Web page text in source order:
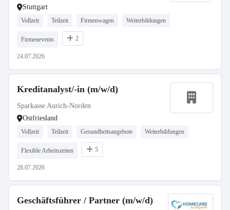
Stuttgart
Vollzeit Teilzeit Firmenwagen Weiterbildungen
Firmenevents 2
24.07.2026
Kreditanalyst/-in (m/w/d)
Sparkasse Aurich-Norden
Ostfriesland
Vollzeit Teilzeit Gesundheitsangebote Weiterbildungen
Flexible Arbeitszeiten 5
28.07.2026
Geschäftsführer / Partner (m/w/d)